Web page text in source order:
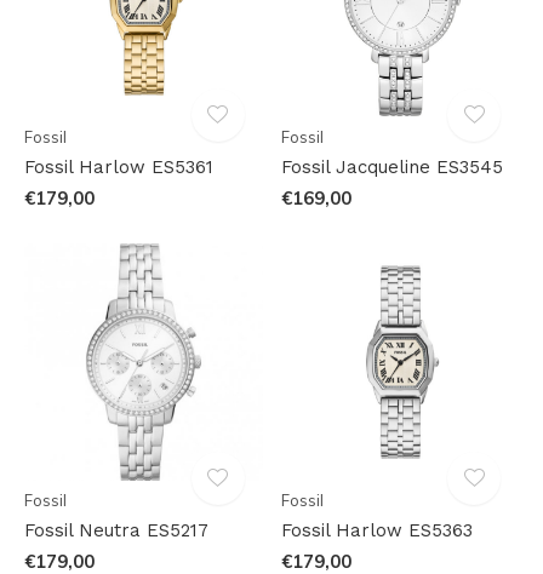
Fossil
Fossil Harlow ES5361
€179,00
Fossil
Fossil Jacqueline ES3545
€169,00
Fossil
Fossil Neutra ES5217
€179,00
Fossil
Fossil Harlow ES5363
€179,00